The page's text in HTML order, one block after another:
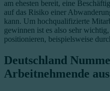
am ehesten bereit, eine
auf das Risiko einer
kann. Um hochqualifizierte
gewinnen ist es also sehr
positionieren, beispielsweise
Deutschland
Arbeitnehmende